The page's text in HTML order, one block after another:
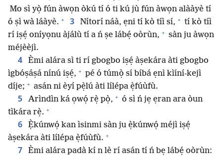
Mo sì yọ̀ fún àwọn òkú tí ó ti kú jù fún àwọn alààyè tí
ó ṣì wà láàyè. + 3 Nítorí náà, ẹni tí kò tíì sí, + tí kò tíì
rí iṣẹ́ oníyọnu àjálù tí a ń ṣe lábẹ́ oòrùn, + sàn ju àwọn
méjèèjì.
4
Èmi alára sì ti rí gbogbo iṣẹ́ àṣekára àti gbogbo
ìgbóṣáṣá nínú iṣẹ́, + pé ó túmọ̀ sí bíbá ẹnì kìíní-kejì
díje; + asán ni èyí pẹ̀lú àti lílépa ẹ̀fúùfù.
5 Arìndìn ká ọwọ́ rẹ̀ pọ̀, + ó sì ń jẹ ẹran ara òun
tìkára rẹ̀. +
6
Ẹ̀kúnwọ́ kan ìsinmi sàn ju ẹ̀kúnwọ́ méjì iṣẹ́
àṣekára àti lílépa ẹ̀fúùfù. +
7 Èmi alára padà kí n lè rí asán tí ń bẹ lábẹ́ oòrùn: